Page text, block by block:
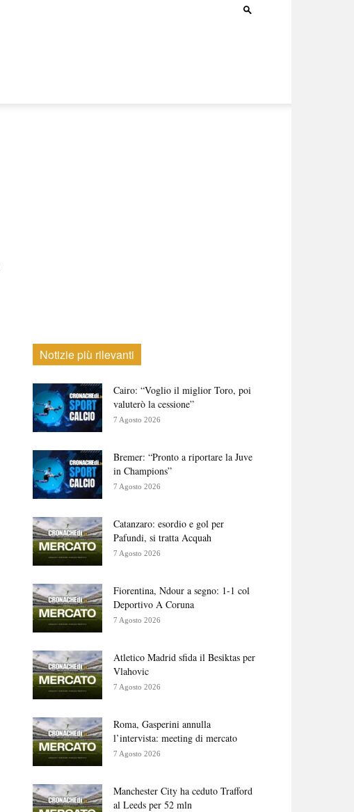
Notizie più rilevanti
Cairo: “Voglio il miglior Toro, poi
valuterò la cessione”
7 Agosto 2026
Bremer: “Pronto a riportare la Juve
in Champions”
7 Agosto 2026
Catanzaro: esordio e gol per
Pafundi, si tratta Acquah
7 Agosto 2026
Fiorentina, Ndour a segno: 1-1 col
Deportivo A Coruna
7 Agosto 2026
Atletico Madrid sfida il Besiktas per
Vlahovic
7 Agosto 2026
Roma, Gasperini annulla
l’intervista: meeting di mercato
7 Agosto 2026
Manchester City ha ceduto Trafford
al Leeds per 52 mln